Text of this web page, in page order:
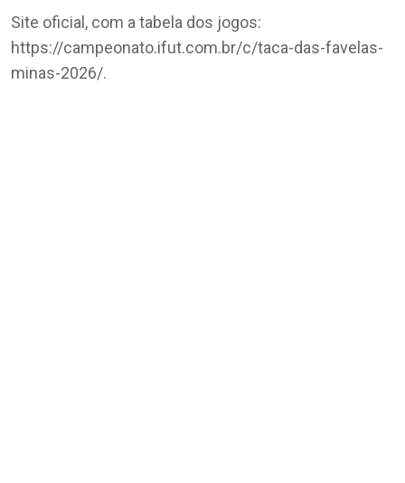
Site oficial, com a tabela dos jogos:
https://campeonato.ifut.com.br/c/taca-das-favelas-
minas-2026/.